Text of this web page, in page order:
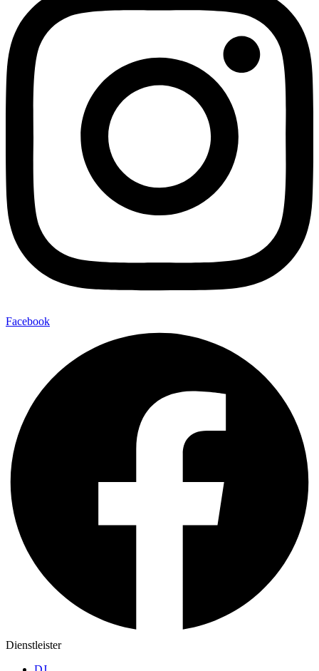
Facebook
Dienstleister